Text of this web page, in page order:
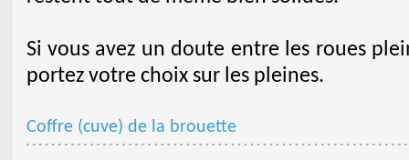
Si vous avez un doute entre les roues
portez votre choix sur les pleines.
Coffre (cuve) de la brouette